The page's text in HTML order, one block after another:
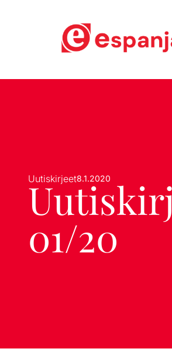
Uutiskirjeet8.1.2020
01/20